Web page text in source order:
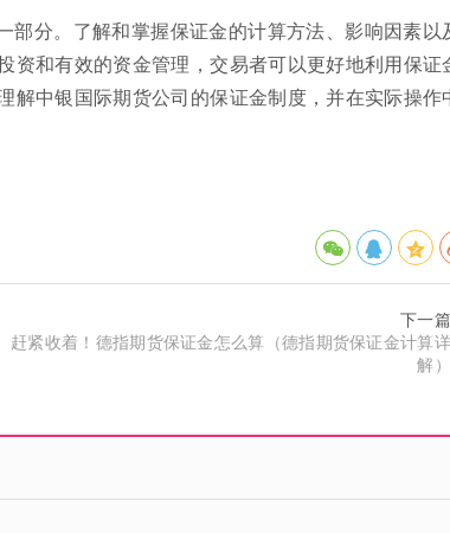
分。了解和掌握保证金的计算方法、影响因素以
和有效的资金管理，交易者可以更好地利用保证
解中银国际期货公司的保证金制度，并在实际操作
下一篇
赶紧收着！德指期货保证金怎么算（德指期货保证金计算详
解）